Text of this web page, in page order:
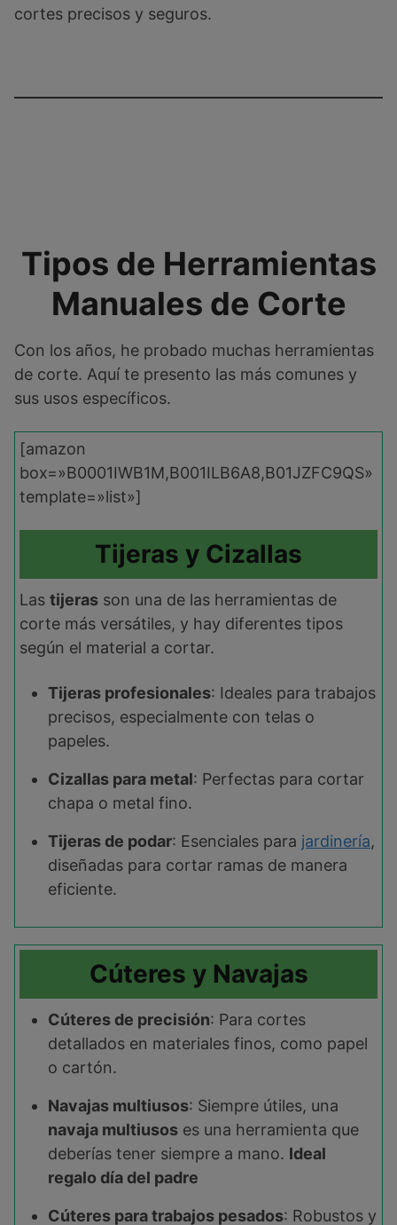
cortes precisos y seguros.
Tipos de Herramientas
Manuales de Corte
Con los años, he probado muchas herramientas
de corte. Aquí te presento las más comunes y
sus usos específicos.
[amazon
box=»B0001IWB1M,B001ILB6A8,B01JZFC9QS»
template=»list»]
Tijeras y Cizallas
Las tijeras son una de las herramientas de
corte más versátiles, y hay diferentes tipos
según el material a cortar.
Tijeras profesionales: Ideales para trabajos
precisos, especialmente con telas o
papeles.
Cizallas para metal: Perfectas para cortar
chapa o metal fino.
Tijeras de podar: Esenciales para jardinería,
diseñadas para cortar ramas de manera
eficiente.
Cúteres y Navajas
Cúteres de precisión: Para cortes
detallados en materiales finos, como papel
o cartón.
Navajas multiusos: Siempre útiles, una
navaja multiusos es una herramienta que
deberías tener siempre a mano. Ideal
regalo día del padre
Cúteres para trabajos pesados: Robustos y